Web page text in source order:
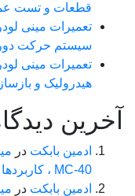
قطعات و تست عملکرد
تعمیرات مینی لودر
سیستم حرکت دوراج
تعمیرات مینی لودر
هیدرولیک و بازسازی
ادمین بابکتدر
MC-40 ، کاربردها و راهنمای خرید
ادمین بابکتدر